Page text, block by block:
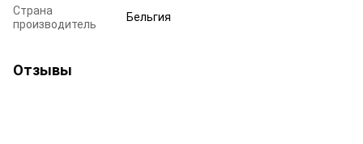
Страна
производитель
Бельгия
Отзывы